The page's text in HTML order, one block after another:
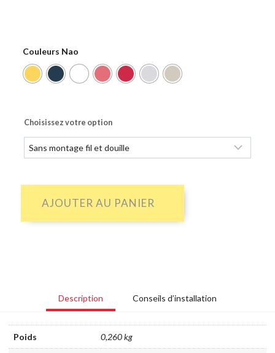
Couleurs Nao
Choisissez votre option
AJOUTER AU PANIER
Description Conseils d’installation
Poids 0,260 kg